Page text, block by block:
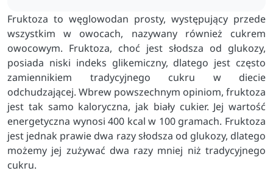
Fruktoza to węglowodan prosty, występujący przede
wszystkim w owocach, nazywany również cukrem
owocowym. Fruktoza, choć jest słodsza od glukozy,
posiada niski indeks glikemiczny, dlatego jest często
zamiennikiem tradycyjnego cukru w diecie
odchudzającej. Wbrew powszechnym opiniom, fruktoza
jest tak samo kaloryczna, jak biały cukier. Jej wartość
energetyczna wynosi 400 kcal w 100 gramach. Fruktoza
jest jednak prawie dwa razy słodsza od glukozy, dlatego
możemy jej zużywać dwa razy mniej niż tradycyjnego
cukru.